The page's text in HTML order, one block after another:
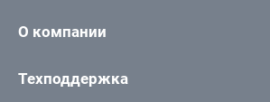
О компании
Техподдержка